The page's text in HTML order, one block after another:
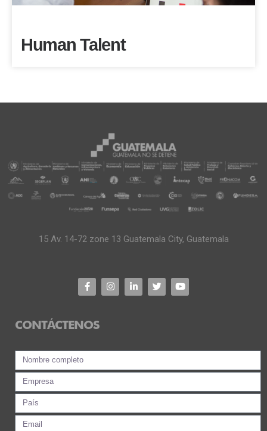
Alimentos y Bebidas
15 Av. 14-72 zone 13 Guatemala City, Guatemala
CONTÁCTENOS